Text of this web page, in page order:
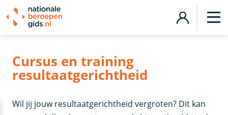
Cursus en training
resultaatgerichtheid
Wil jij jouw resultaatgerichtheid vergroten? Dit kan